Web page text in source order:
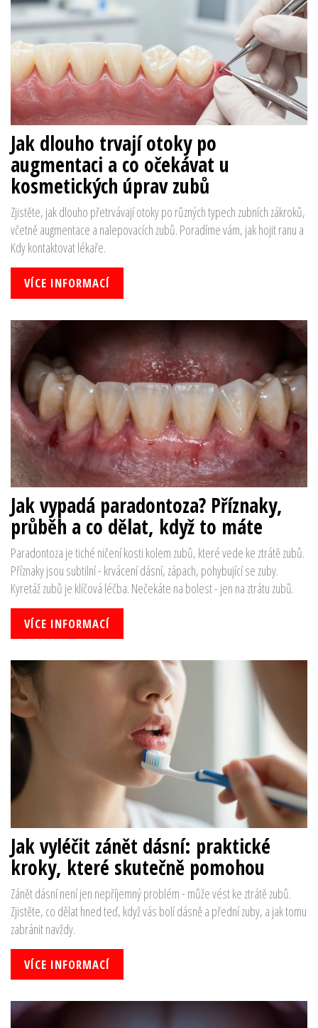
Jak dlouho trvají otoky po
augmentaci a co očekávat u
kosmetických úprav zubů
Zjistěte, jak dlouho přetrvávají otoky po různých typech zubních zákroků,
včetně augmentace a nalepovacích zubů. Poradíme vám, jak hojit ranu a
Kdy kontaktovat lékaře.
VÍCE INFORMACÍ
Jak vypadá paradontoza? Příznaky,
průběh a co dělat, když to máte
Paradontoza je tiché ničení kosti kolem zubů, které vede ke ztrátě zubů.
Příznaky jsou subtilní - krvácení dásní, zápach, pohybující se zuby.
Kyretáž zubů je klíčová léčba. Nečekáte na bolest - jen na ztrátu zubů.
VÍCE INFORMACÍ
Jak vyléčit zánět dásní: praktické
kroky, které skutečně pomohou
Zánět dásní není jen nepříjemný problém - může vést ke ztrátě zubů.
Zjistěte, co dělat hned teď, když vás bolí dásně a přední zuby, a jak tomu
zabránit navždy.
VÍCE INFORMACÍ